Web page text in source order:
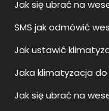
Jak się ubrać na
SMS jak odmówić
Jak ustawić
Jaka klimatyzacja do
Jak się ubrać na